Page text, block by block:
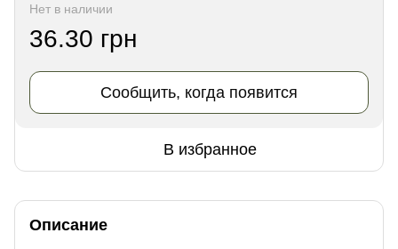
Нет в наличии
36.30 грн
Сообщить, когда появится
В избранное
Описание